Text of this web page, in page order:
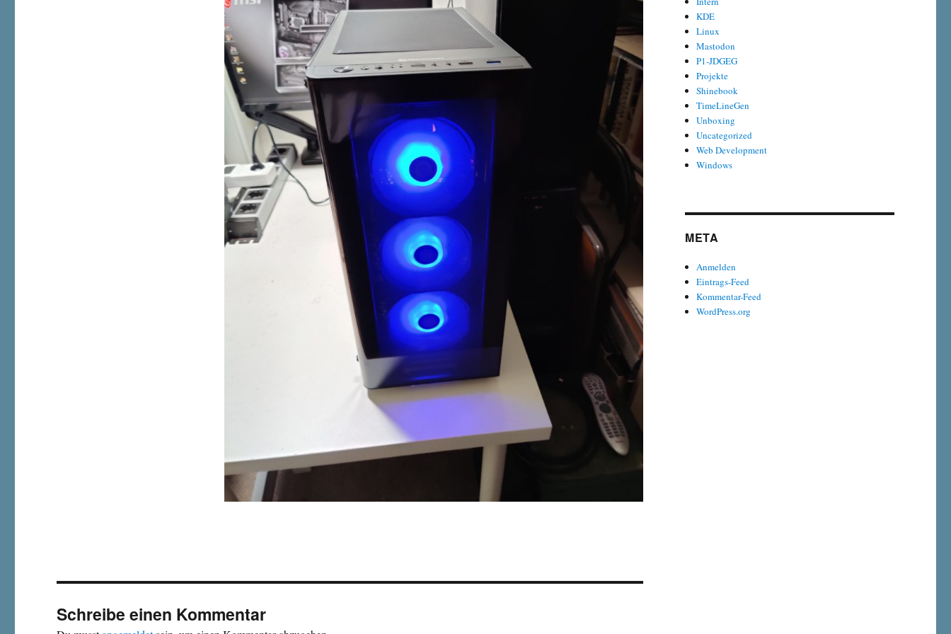
Schreibe einen Kommentar
KDE
Linux
Mastodon
P1-JDGEG
Projekte
Shinebook
TimeLineGen
Unboxing
Uncategorized
Web Development
Windows
META
Anmelden
Eintrags-Feed
Kommentar-Feed
WordPress.org